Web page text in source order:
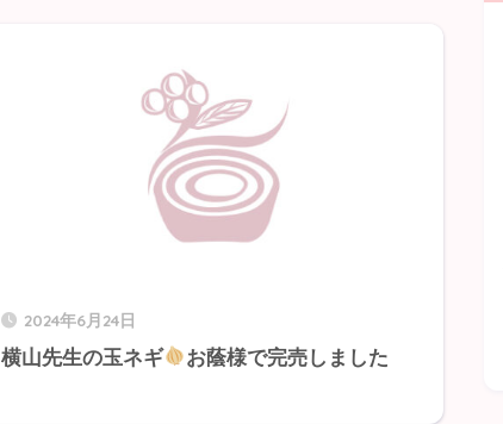
2024年6月24日
横山先生の玉ネギ お蔭様で完売しました